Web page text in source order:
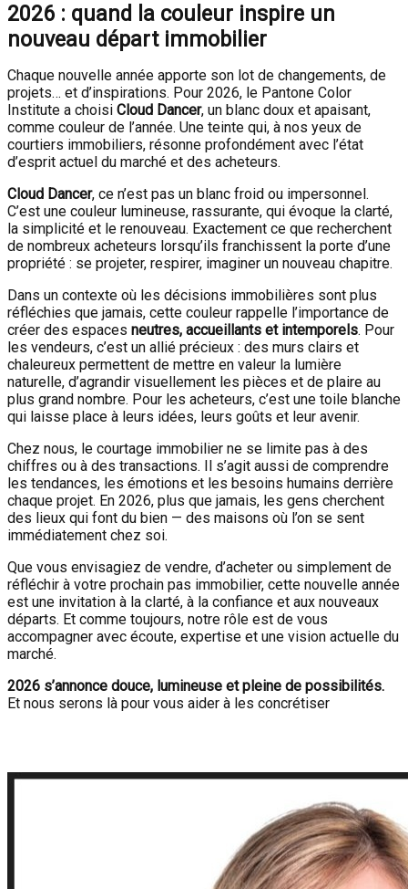
2026 : quand la couleur inspire un
nouveau départ immobilier
Chaque nouvelle année apporte son lot de changements, de
projets… et d’inspirations. Pour 2026, le Pantone Color
Institute a choisi Cloud Dancer, un blanc doux et apaisant,
comme couleur de l’année. Une teinte qui, à nos yeux de
courtiers immobiliers, résonne profondément avec l’état
d’esprit actuel du marché et des acheteurs.
Cloud Dancer, ce n’est pas un blanc froid ou impersonnel.
C’est une couleur lumineuse, rassurante, qui évoque la clarté,
la simplicité et le renouveau. Exactement ce que recherchent
de nombreux acheteurs lorsqu’ils franchissent la porte d’une
propriété : se projeter, respirer, imaginer un nouveau chapitre.
Dans un contexte où les décisions immobilières sont plus
réfléchies que jamais, cette couleur rappelle l’importance de
créer des espaces neutres, accueillants et intemporels. Pour
les vendeurs, c’est un allié précieux : des murs clairs et
chaleureux permettent de mettre en valeur la lumière
naturelle, d’agrandir visuellement les pièces et de plaire au
plus grand nombre. Pour les acheteurs, c’est une toile blanche
qui laisse place à leurs idées, leurs goûts et leur avenir.
Chez nous, le courtage immobilier ne se limite pas à des
chiffres ou à des transactions. Il s’agit aussi de comprendre
les tendances, les émotions et les besoins humains derrière
chaque projet. En 2026, plus que jamais, les gens cherchent
des lieux qui font du bien — des maisons où l’on se sent
immédiatement chez soi.
Que vous envisagiez de vendre, d’acheter ou simplement de
réfléchir à votre prochain pas immobilier, cette nouvelle année
est une invitation à la clarté, à la confiance et aux nouveaux
départs. Et comme toujours, notre rôle est de vous
accompagner avec écoute, expertise et une vision actuelle du
marché.
2026 s’annonce douce, lumineuse et pleine de possibilités.
Et nous serons là pour vous aider à les concrétiser